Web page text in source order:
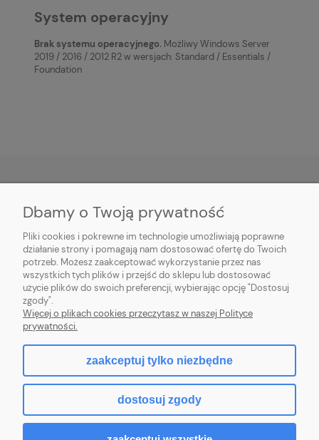
System operacyjny
Brak systemu operacyjnego. Możliwy Windows Server
2019 / 2016 / 2012 R2 w wersjach: Standard / Essentials /
Foundation
O NAS
INFORMACJE
PŁATNOŚCI I DOSTAWA
POMOC
MOJE KONTO
2026 © komputerydlafirm.pl - wszystkie prawa zastrzeżone.
Dbamy o Twoją prywatność
Pliki cookies i pokrewne im technologie umożliwiają poprawne
działanie strony i pomagają nam dostosować ofertę do Twoich
potrzeb. Możesz zaakceptować wykorzystanie przez nas
wszystkich tych plików i przejść do sklepu lub dostosować
użycie plików do swoich preferencji, wybierając opcję "Dostosuj
zgody".
Więcej o plikach cookies przeczytasz w naszej Polityce
prywatności.
zaakceptuj tylko niezbędne
dostosuj zgody